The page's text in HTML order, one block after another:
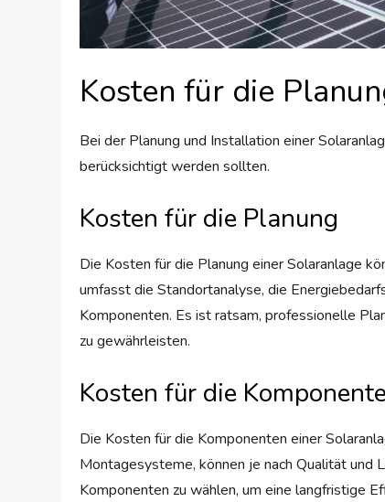
Kosten für die
Bei der Planung und Installation einer
berücksichtigt werden sollten.
Kosten für die Planung
Die Kosten für die Planung einer Solaranlage
umfasst die Standortanalyse, die
Komponenten. Es ist ratsam, professionelle
zu gewährleisten.
Kosten für die
Die Kosten für die Komponenten einer
Montagesysteme, können je nach Qualität und
Komponenten zu wählen, um eine langfristige